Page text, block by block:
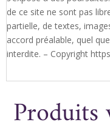
de ce site ne sont pas
partielle, de textes,
accord préalable, quel
interdite. – Copyright